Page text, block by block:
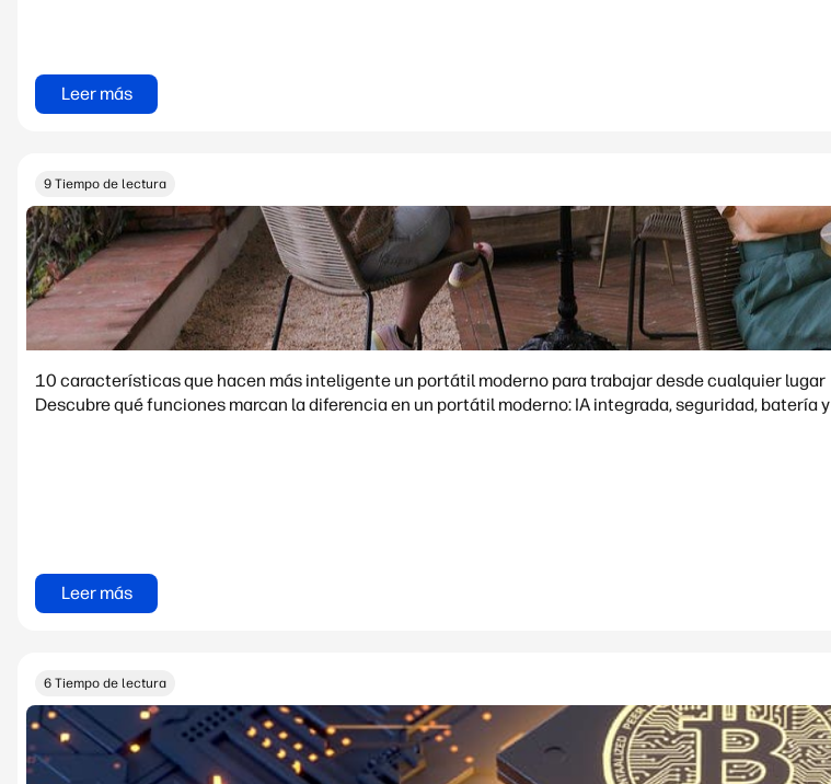
Leer más
9 Tiempo de lectura
10 características que hacen más inteligente un portátil moderno para trabajar desde cualquier lugar
Descubre qué funciones marcan la diferencia en un portátil moderno: IA
Leer más
6 Tiempo de lectura